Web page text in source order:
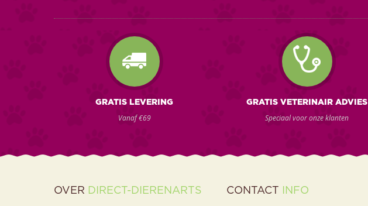
GRATIS LEVERING
Vanaf €69
GRATIS VETERINAIR ADVIES
Speciaal voor onze klanten
OVER DIRECT-DIERENARTS CONTACT INFO